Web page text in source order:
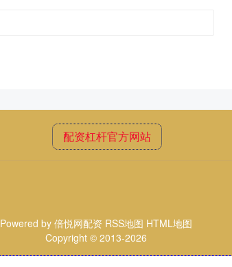
配资杠杆官方网站
Powered by 倍悦网配资 RSS地图 HTML地图
Copyright © 2013-2026